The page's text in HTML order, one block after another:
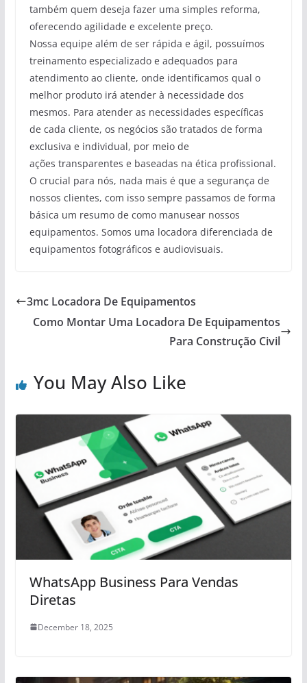
também quem deseja fazer uma simples reforma,
oferecendo agilidade e excelente preço.
Nossa equipe além de ser rápida e ágil, possuímos
treinamento especializado e adequados para
atendimento ao cliente, onde identificamos qual o
melhor produto irá atender à necessidade dos
mesmos. Para atender as necessidades específicas
de cada cliente, os negócios são tratados de forma
exclusiva e individual, por meio de
ações transparentes e baseadas na ética profissional.
O crucial para nós, nada mais é que a segurança de
nossos clientes, com isso sempre passamos de forma
básica um resumo de como manusear nossos
equipamentos. Somos uma locadora diferenciada de
equipamentos fotográficos e audiovisuais.
3mc Locadora De Equipamentos
Como Montar Uma Locadora De Equipamentos
Para Construção Civil
You May Also Like
WhatsApp Business Para Vendas
Diretas
December 18, 2025